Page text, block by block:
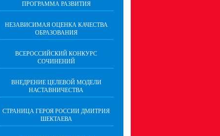
ПРОГРАММА РАЗВИТИЯ
НЕЗАВИСИМАЯ ОЦЕНКА КАЧЕСТВА
ОБРАЗОВАНИЯ
ВСЕРОССИЙСКИЙ КОНКУРС
СОЧИНЕНИЙ
ВНЕДРЕНИЕ ЦЕЛЕВОЙ МОДЕЛИ
НАСТАВНИЧЕСТВА
СТРАНИЦА ГЕРОЯ РОССИИ ДМИТРИЯ
ШЕКТАЕВА